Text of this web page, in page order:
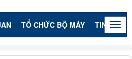
TỔ CHỨC BỘ MÁY TIN TỨC -